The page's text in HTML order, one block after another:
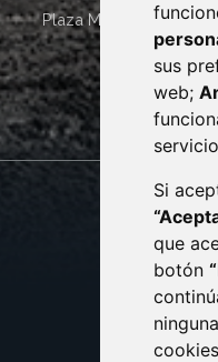
sus
web;
Si
que
botón
Plaza Mayor 4 22400
·
CONTACTO